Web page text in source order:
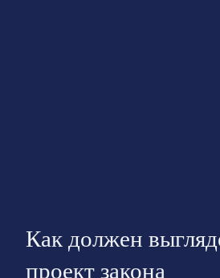
Как должен
проект закона